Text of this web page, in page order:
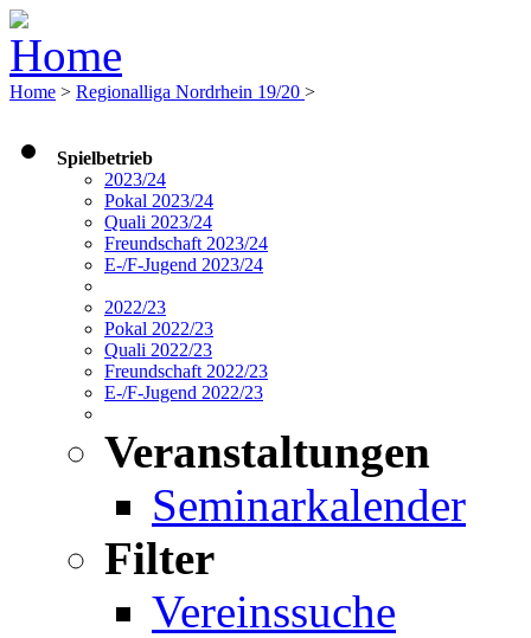
Home > Regionalliga Nordrhein 19/20 >
Spielbetrieb
2023/24
Pokal 2023/24
Quali 2023/24
Freundschaft 2023/24
E-/F-Jugend 2023/24
2022/23
Pokal 2022/23
Quali 2022/23
Freundschaft 2022/23
E-/F-Jugend 2022/23
Veranstaltungen
Seminarkalender
Filter
Vereinssuche